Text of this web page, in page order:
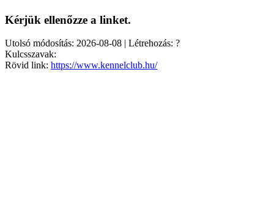
Kérjük ellenőzze a linket.
Utolsó módosítás: 2026-08-08 | Létrehozás: ?
Kulcsszavak:
Rövid link: https://www.kennelclub.hu/